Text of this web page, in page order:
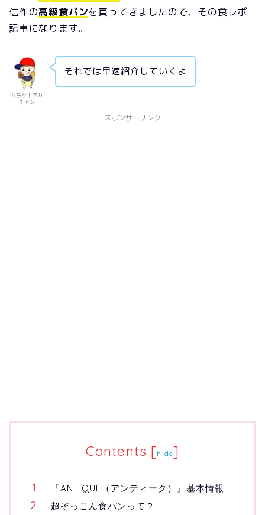
信作の高級食パンを買ってきましたので、その食レポ
記事になります。
ムラサキアカ
チャン
それでは早速紹介していくよ
スポンサーリンク
Contents [hide]
『ANTIQUE（アンティーク）』基本情報
超ぞっこん食パンって？